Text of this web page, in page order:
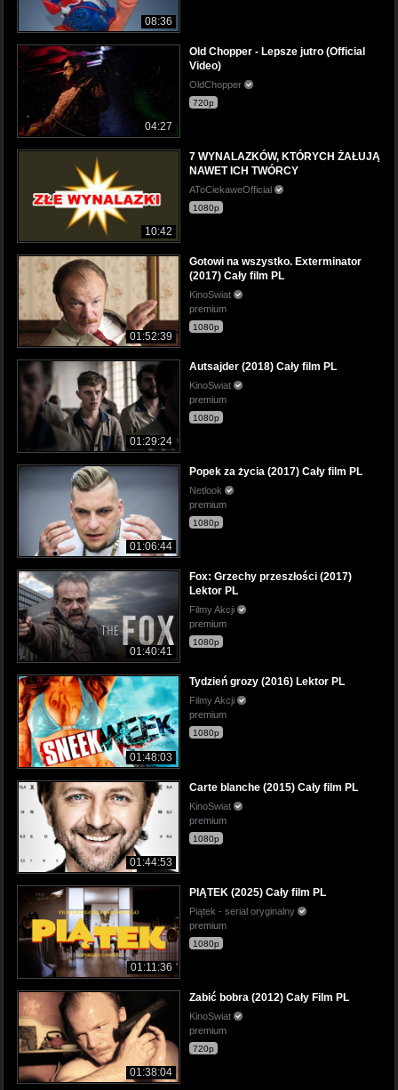
08:36
04:27
Old Chopper - Lepsze jutro (Official
Video)
OldChopper
720p
10:42
7 WYNALAZKÓW, KTÓRYCH ŻAŁUJĄ
NAWET ICH TWÓRCY
AToCiekaweOfficial
1080p
01:52:39
Gotowi na wszystko. Exterminator
(2017) Cały film PL
KinoSwiat
premium
1080p
01:29:24
Autsajder (2018) Cały film PL
KinoSwiat
premium
1080p
01:06:44
Popek za życia (2017) Cały film PL
Netlook
premium
1080p
01:40:41
Fox: Grzechy przeszłości (2017)
Lektor PL
Filmy Akcji
premium
1080p
01:48:03
Tydzień grozy (2016) Lektor PL
Filmy Akcji
premium
1080p
01:44:53
Carte blanche (2015) Cały film PL
KinoSwiat
premium
1080p
01:11:36
PIĄTEK (2025) Cały film PL
Piątek - serial oryginalny
premium
1080p
01:38:04
Zabić bobra (2012) Cały Film PL
KinoSwiat
premium
720p